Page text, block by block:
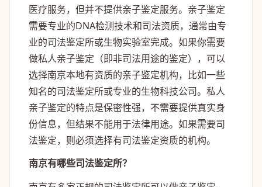
医疗服务，但并不提供亲子鉴定服务。亲子鉴定
需要专业的DNA检测技术和司法资质，通常由专
业的司法鉴定所或生物实验室完成。如果你需要
做私人亲子鉴定（即非司法用途的鉴定），可以
选择南京本地有资质的亲子鉴定机构，比如一些
知名的司法鉴定所或专业的生物科技公司。私人
亲子鉴定的特点是保密性强，不需要提供真实身
份信息，但结果不能用于法律用途。如果需要司
法鉴定，则必须选择有司法鉴定资质的机构。
南京有哪些司法鉴定所？